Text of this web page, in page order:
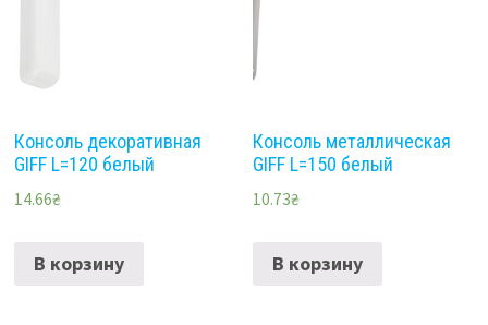
Консоль декоративная
GIFF L=120 белый
14.66₴
В корзину
Консоль металлическая
GIFF L=150 белый
10.73₴
В корзину